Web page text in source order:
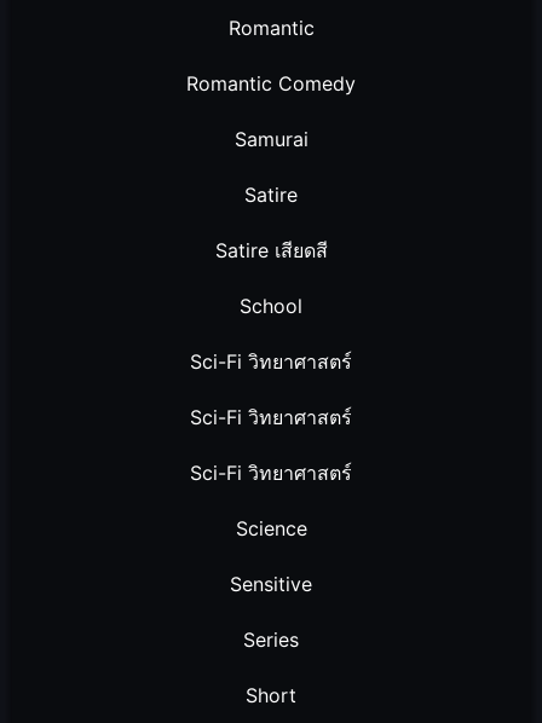
Romantic
Romantic Comedy
Samurai
Satire
Satire เสียดสี
School
Sci-Fi วิทยาศาสตร์
Sci-Fi วิทยาศาสตร์
Sci-Fi วิทยาศาสตร์
Science
Sensitive
Series
Short